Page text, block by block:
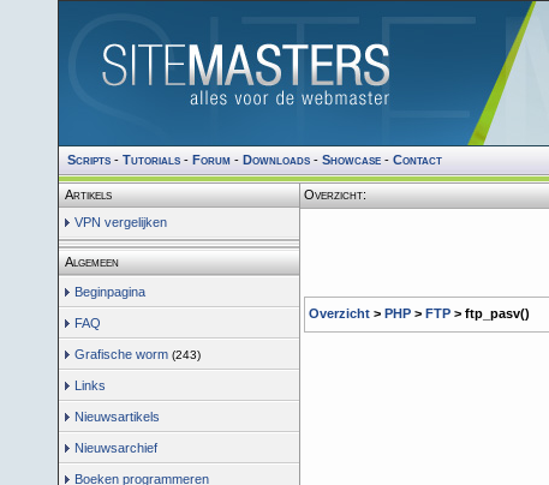
Scripts- Tutorials- Forum- Downloads- Showcase- Contact
Artikels
VPN vergelijken
Algemeen
Beginpagina
FAQ
Grafische worm (243)
Links
Nieuwsartikels
Nieuwsarchief
Boeken programmeren
Overzicht:
Overzicht> PHP> FTP> ftp_pasv()